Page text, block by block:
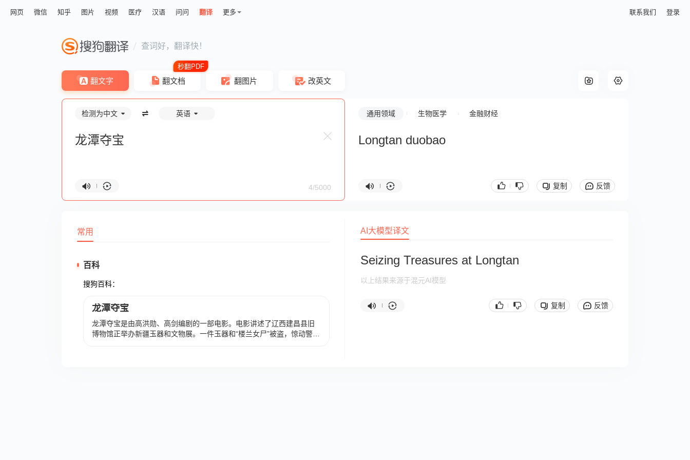
网页 微信 知乎 图片 视频 医疗 汉语 问问 翻译 更多 联系我们 登录
查词好，翻译快！
翻文字 翻文档 翻图片 改英文
检测为中文 英语
4/5000
通用领域 生物医学 金融财经
Longtan duobao
复制 反馈
常用
百科
搜狗百科：
龙潭夺宝
龙潭夺宝是由高洪勋、高剑编剧的一部电影。电影讲述了辽西建昌县旧
博物馆正举办新疆玉器和文物展。一件玉器和“楼兰女尸”被盗，惊动警方
AI大模型译文
Seizing Treasures at Longtan
以上结果来源于混元AI模型
复制 反馈